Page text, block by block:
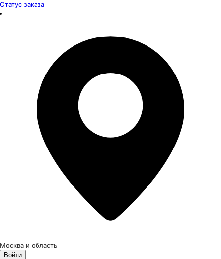
Статус заказа
Москва и область
Войти